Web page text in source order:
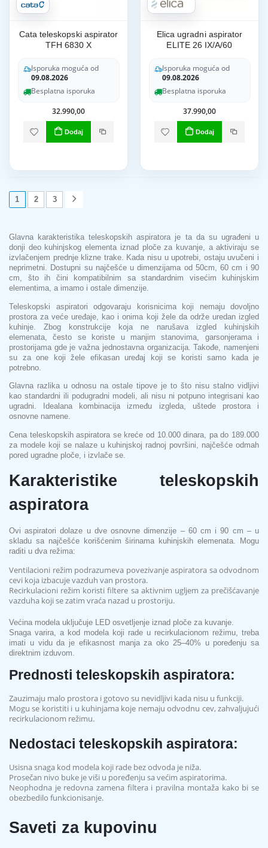
Cata teleskopski aspirator
TFH 6830 X
Isporuka moguća od
09.08.2026
Besplatna isporuka
32.990,00
Dodaj
Elica ugradni aspirator
ELITE 26 IX/A/60
Isporuka moguća od
09.08.2026
Besplatna isporuka
37.990,00
Dodaj
1 2 3
Glavna karakteristika teleskopskih aspiratora je ta da su ugrađeni u
donji deo kuhinjskog elementa iznad ploče za kuvanje, a aktiviraju se
izvlačenjem prednje klizne trake. Kada nisu u upotrebi, ostaju uvučeni i
neprimetni. Dostupni su najčešće u dimenzijama od 50cm, 60 cm i 90
cm, što ih čini kompatibilnim sa standardnim visećim kuhinjskim
elementima, a imamo i ostale dimenzije.
Teleskopski aspiratori odgovaraju korisnicima koji nemaju dovoljno
prostora za veće uređaje, kao i onima koji žele da održe uredan izgled
kuhinje. Zbog konstrukcije koja ne narušava izgled kuhinjskih
elemenata, često se koriste u manjim stanovima, garsonjerama i
prostorijama gde je važna jednostavna organizacija. Takođe, namenjeni
su za one koji žele efikasan uređaj koji se koristi samo kada je
potrebno.
Glavna razlika u odnosu na ostale tipove je to što nisu stalno vidljivi
kao standardni ili podugradni modeli, ali nisu ni potpuno integrisani kao
ugradni. Idealana kombinacija između izgleda, uštede prostora i
osnovne namene.
Cena teleskopskih aspiratora se kreće od 10.000 dinara, pa do 189.000
za modele koji se nalaze u kuhinjskoj radnoj površini, najčešće odmah
pored ugradne ploče, i izvlače se.
Karakteristike teleskopskih
aspiratora
Ovi aspiratori dolaze u dve osnovne dimenzije – 60 cm i 90 cm – u
skladu sa najčešće korišćenim širinama kuhinjskih elemenata. Mogu
raditi u dva režima:
Ventilacioni režim podrazumeva povezivanje aspiratora sa odvodnom
cevi koja izbacuje vazduh van prostora.
Recirkulacioni režim koristi filtere sa aktivnim ugljem za prečišćavanje
vazduha koji se zatim vraća nazad u prostoriju.
Većina modela uključuje LED osvetljenje iznad ploče za kuvanje.
Snaga varira, a kod modela koji rade u recirkulacionom režimu, treba
imati u vidu da je efikasnost manja za oko 25–40% u poređenju sa
direktnim izduvom.
Prednosti teleskopskih aspiratora:
Zauzimaju malo prostora i gotovo su nevidljivi kada nisu u funkciji.
Mogu se koristiti i u kuhinjama koje nemaju odvodnu cev, zahvaljujući
recirkulacionom režimu.
Nedostaci teleskopskih aspiratora:
Usisna snaga kod modela koji rade bez odvoda je niža.
Prosečan nivo buke je viši u poređenju sa većim aspiratorima.
Neophodna je redovna zamena filtera i pravilna montaža kako bi se
obezbedilo funkcionisanje.
Saveti za kupovinu